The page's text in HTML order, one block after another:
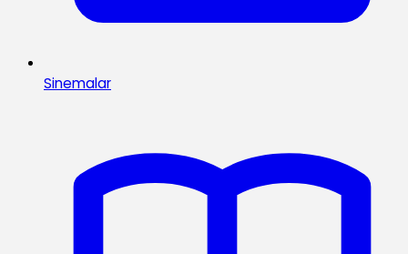
Sinemalar